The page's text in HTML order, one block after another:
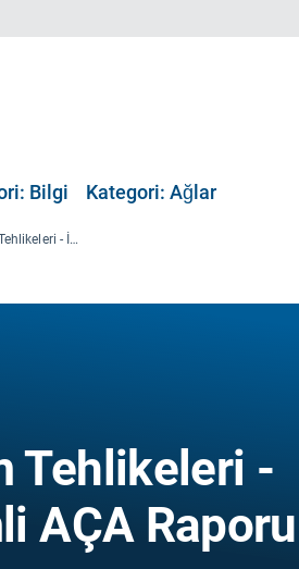
Bilgi Kategori: Ağlar
Avrupa'nın Değişen İklim Tehlikeleri - İndeks Tabanlı Etkileşimli AÇA Raporu
Tehlikeleri -
AÇA Raporu